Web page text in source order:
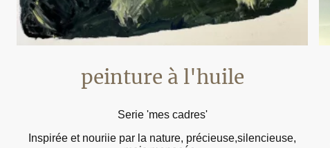
peinture à l'huile
Serie 'mes cadres'
Inspirée et nouriie par la nature, précieuse,silencieuse,